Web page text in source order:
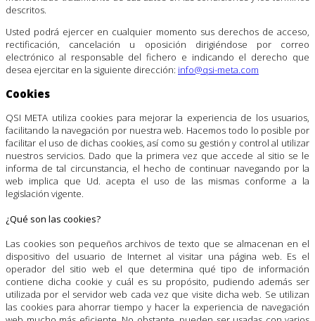
descritos.
Usted podrá ejercer en cualquier momento sus derechos de acceso,
rectificación, cancelación u oposición dirigiéndose por correo
electrónico al responsable del fichero e indicando el derecho que
desea ejercitar en la siguiente dirección: info@qsi-meta.com
Cookies
QSI META utiliza cookies para mejorar la experiencia de los usuarios,
facilitando la navegación por nuestra web. Hacemos todo lo posible por
facilitar el uso de dichas cookies, así como su gestión y control al utilizar
nuestros servicios. Dado que la primera vez que accede al sitio se le
informa de tal circunstancia, el hecho de continuar navegando por la
web implica que Ud. acepta el uso de las mismas conforme a la
legislación vigente.
¿Qué son las cookies?
Las cookies son pequeños archivos de texto que se almacenan en el
dispositivo del usuario de Internet al visitar una página web. Es el
operador del sitio web el que determina qué tipo de información
contiene dicha cookie y cuál es su propósito, pudiendo además ser
utilizada por el servidor web cada vez que visite dicha web. Se utilizan
las cookies para ahorrar tiempo y hacer la experiencia de navegación